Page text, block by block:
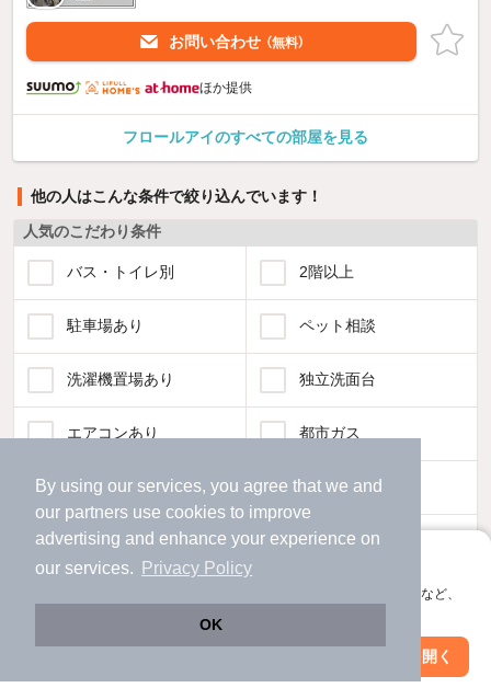
By using our services, you agree that we and
our partners use cookies to improve
advertising and enhance your experience on
our services.
Privacy Policy
OK
アプリに切り替えて、サクサクお部屋探し
会員登録なしですぐ使える。マップ検索やお気に入り保存など、
アプリを開く
お問い合わせ （無料）
ほか提供
フロールアイのすべての部屋を見る
他の人はこんな条件で絞り込んでいます！
人気のこだわり条件
バス・トイレ別 2階以上
駐車場あり ペット相談
洗濯機置場あり 独立洗面台
エアコンあり 都市ガス
温水洗浄便座 オートロック
コンロ2口以上 追焚き機能
新着のみ インターネット無料
絞り込み条件を変更